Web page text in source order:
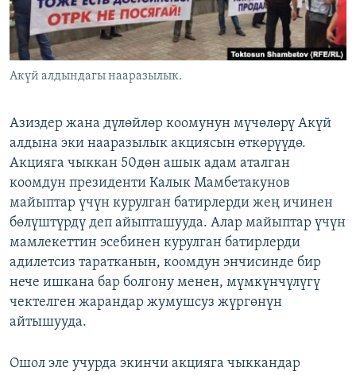
ЭЕ/АРнун бардык сайттары
Акүй алдындагы нааразылык.
Азиздер жана дүлөйлөр коомунун мүчөлөрү Акүй
алдына эки нааразылык акциясын өткөрүүдө.
Акцияга чыккан 50дөн ашык адам аталган
коомдун президенти Калык Мамбетакунов
майыптар үчүн курулган батирлерди жең ичинен
бөлүштүрдү деп айыпташууда. Алар майыптар үчүн
мамлекеттин эсебинен курулган батирлерди
адилетсиз таратканын, коомдун энчисинде бир
нече ишкана бар болгону менен, мүмкүнчүлүгү
чектелген жарандар жумушсуз жүргөнүн
айтышууда.
Ошол эле учурда экинчи акцияга чыккандар